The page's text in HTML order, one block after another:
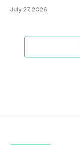
July 27, 2026